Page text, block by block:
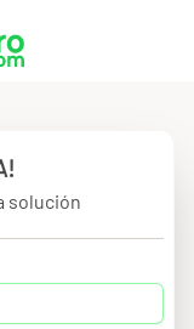
solución